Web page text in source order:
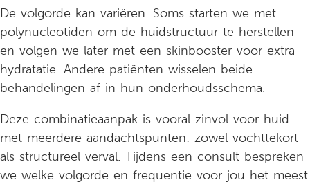
De volgorde kan variëren. Soms starten we met
polynucleotiden om de huidstructuur te herstellen
en volgen we later met een skinbooster voor extra
hydratatie. Andere patiënten wisselen beide
behandelingen af in hun onderhoudsschema.
Deze combinatieaanpak is vooral zinvol voor huid
met meerdere aandachtspunten: zowel vochttekort
als structureel verval. Tijdens een consult bespreken
we welke volgorde en frequentie voor jou het meest